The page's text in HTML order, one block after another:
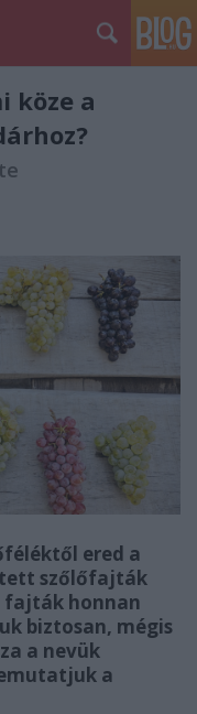
köze a
ered a
szőlőfajták
fajták honnan
biztosan, mégis
a nevük
a